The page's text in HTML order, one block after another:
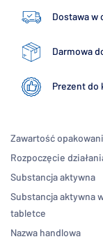
Dostawa w
Darmowa
Prezent do
Zawartość
Rozpoczęcie
Substancja aktywna
Substancja aktywna
tabletce
Nazwa handlowa